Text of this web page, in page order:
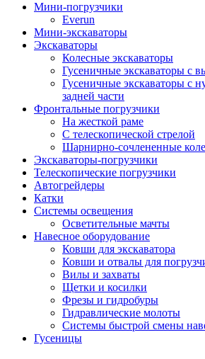
Мини-погрузчики
Everun
Мини-экскаваторы
Экскаваторы
Колесные экскаваторы
Гусеничные экскаваторы с
Гусеничные экскаваторы с
задней части
Фронтальные погрузчики
На жесткой раме
С телескопической стрелой
Шарнирно-сочлененные
Экскаваторы-погрузчики
Телескопические погрузчики
Автогрейдеры
Катки
Системы освещения
Осветительные мачты
Навесное оборудование
Ковши для экскаватора
Ковши и отвалы для
Вилы и захваты
Щетки и косилки
Фрезы и гидробуры
Гидравлические молоты
Системы быстрой смены
Гусеницы